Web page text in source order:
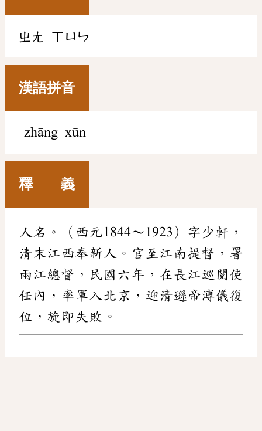
ㄓㄤ ㄒㄩㄣ
漢語拼音
zhāng xūn
釋 義
人名。（西元1844～1923）字少軒，
清末江西奉新人。官至江南提督，署
兩江總督，民國六年，在長江巡閱使
任內，率軍入北京，迎清遜帝溥儀復
位，旋即失敗。